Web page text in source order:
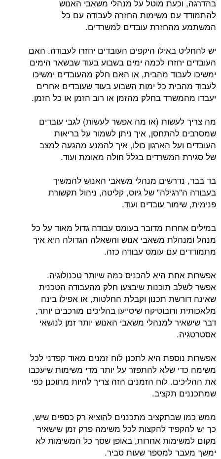
בהדרגה, וכעת מוטל על מנהלי משאבי האנוש
להתמודד עם משימות החזרה לעבודה עם כל
המשתמע מהחזרת עובדים למשרדים.
יש להחליט באילו היקפים העובדים יחזרו לעבודה. האם
העובדים יחזרו לכמה ימים בשבוע בעוד שבשאר הימים
ימשיכו לעבוד מהבית, או האם חלק מהעובדים ימשיכו
לעבוד מהבית כל ימות השבוע בעוד שעובדים אחרים
יעבדו מהמשרד בחלק מהזמן או רוב הזמן או כל הזמן.
מה צריך לעשות (או מה אפשר לעשות) לגבי עובדים
שמסרבים להתחסן, איך ניתן לשמור על בריאות
העובדים ועל הארגון כולו, איך להמנע מהגעה למצב
של סגירת המשרדים בגלל חולה מאומת ועוד.
בד בבד, נדרשים מנהלי משאבי האנוש להמשיך
בעבודה ה"רגילה" של גיוס, קליטה, ניהול תקשורת
פנימית, שימור עובדים ועוד.
במילים אחרות מדובר בעומס עבודה גדול מאוד על כל
מנהל ומנהלת משאבי אנוש והשאלה הגדולה היא איך
מתמודדים עם עומס עבודה כזה.
אפשרות אחת היא להכניס כמה שיותר טכנולוגיה.
אפשר לשלב תוכנות שיבצעו חלק מהעבודה הטכנית
שאינה דורשת תכנון וקבלת החלטות, או אפילו בינה
מלאכותית ורובוטיקה שיסייעו בהליכים מורכבים יותר,
דבר שישאיר למנהלי משאבי האנוש יותר זמן לנושאי
אסטרטגיה.
אפשרות נוספת היא לתכנן לוח זמנים מאוד קפדני לכל
משימה כדי שלא להתפזר על יותר מדי משימות שיעכבו
את ההליכים. לוח הזמנים הזה צריך להיות מתוכנן כפי
שמתכננים תקציב.
ממש כמו שבתקציב מתכננים להוציא רק כספים שיש,
כך יש להקפיד להקצות לכל משימה פרק זמן שישאיר
מקום למשימות אחרות, באופן שסך כל המשימות לא
ימשך מעבר למספר שעות סביר.